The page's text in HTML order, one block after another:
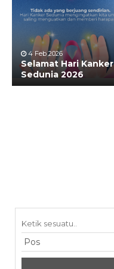
4 Feb 2026
Selamat Hari Kanker
Sedunia 2026